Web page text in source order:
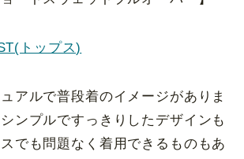
トップス)
アルで普段着のイメージがありま
ンプルですっきりしたデザインも
でも問題なく着用できるものもあ